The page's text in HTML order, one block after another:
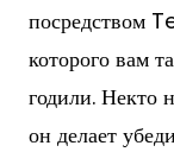
посредством
которого вам
годили. Некто
он делает